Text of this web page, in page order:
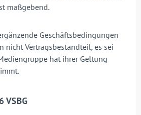
maßgebend.
Geschäftsbedingungen
nicht Vertragsbestandteil, es sei
hat ihrer Geltung
VSBG